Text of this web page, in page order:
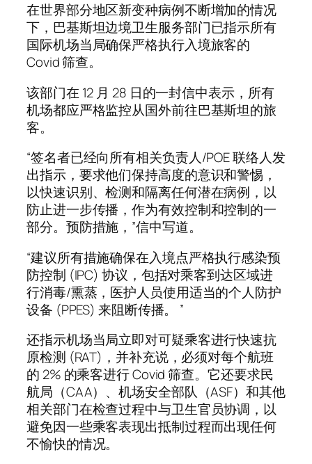
在世界部分地区新变种病例不断增加的情况
下，巴基斯坦边境卫生服务部门已指示所有
国际机场当局确保严格执行入境旅客的
Covid 筛查。
该部门在 12 月 28 日的一封信中表示，所有
机场都应严格监控从国外前往巴基斯坦的旅
客。
“签名者已经向所有相关负责人/POE 联络人发
出指示，要求他们保持高度的意识和警惕，
以快速识别、检测和隔离任何潜在病例，以
防止进一步传播，作为有效控制和控制的一
部分。预防措施，”信中写道。
“建议所有措施确保在入境点严格执行感染预
防控制 (IPC) 协议，包括对乘客到达区域进
行消毒/熏蒸，医护人员使用适当的个人防护
设备 (PPES) 来阻断传播。 ”
还指示机场当局立即对可疑乘客进行快速抗
原检测 (RAT)，并补充说，必须对每个航班
的 2% 的乘客进行 Covid 筛查。它还要求民
航局（CAA）、机场安全部队（ASF）和其他
相关部门在检查过程中与卫生官员协调，以
避免因一些乘客表现出抵制过程而出现任何
不愉快的情况。